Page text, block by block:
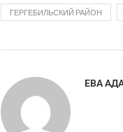
ГЕРГЕБИЛЬСКИЙ РАЙОН
ЕВА